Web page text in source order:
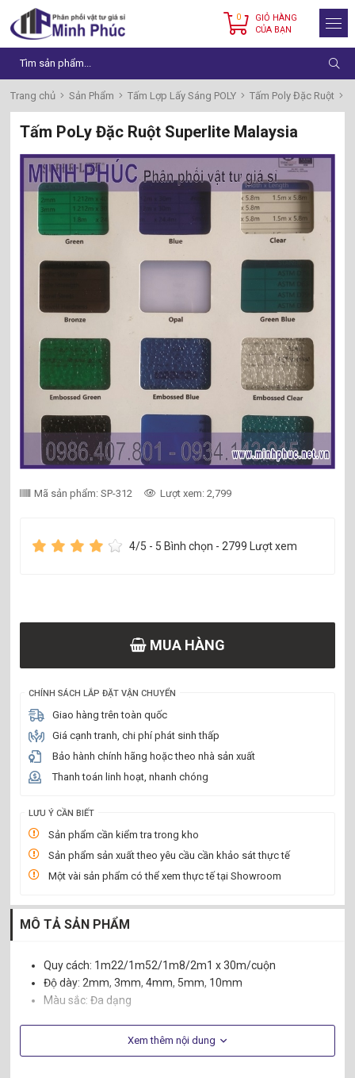
0
GIỎ HÀNG
CỦA BẠN
Trang chủ Sản Phẩm Tấm Lợp Lấy Sáng POLY Tấm Poly Đặc Ruột
Tấm PoLy Đặc Ruột Superlite Malaysia
Mã sản phẩm: SP-312 Lượt xem: 2,799
4/5 - 5 Bình chọn - 2799 Lượt xem
MUA HÀNG
CHÍNH SÁCH LẮP ĐẶT VẬN CHUYỂN
Giao hàng trên toàn quốc
Giá cạnh tranh, chi phí phát sinh thấp
Bảo hành chính hãng hoặc theo nhà sản xuất
Thanh toán linh hoạt, nhanh chóng
LƯU Ý CẦN BIẾT
Sản phẩm cần kiểm tra trong kho
Sản phẩm sản xuất theo yêu cầu cần khảo sát thực tế
Một vài sản phẩm có thể xem thực tế tại Showroom
MÔ TẢ SẢN PHẨM
Quy cách: 1m22/1m52/1m8/2m1 x 30m/cuộn
Độ dày: 2mm, 3mm, 4mm, 5mm, 10mm
Màu sắc: Đa dạng
Xem thêm nội dung